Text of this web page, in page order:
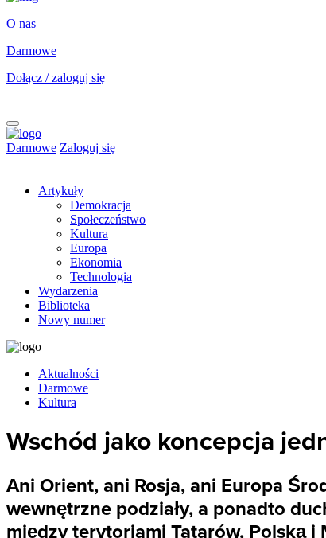
O nas
Darmowe
Dołącz / zaloguj się
Darmowe Zaloguj się
Artykuły
Demokracja
Społeczeństwo
Kultura
Europa
Ekonomia
Technologia
Wydarzenia
Biblioteka
Nowy numer
Aktualności
Darmowe
Kultura
Wschód jako koncepcja
Ani Orient, ani Rosja, ani Europa
wewnętrzne podziały, a ponadto
między terytoriami Tatarów, Polską i